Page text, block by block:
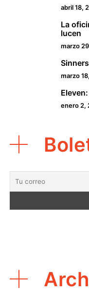
abril 18,
La
lucen
marzo
marzo
enero 2,